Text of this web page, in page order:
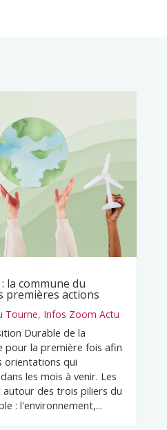
la commune du
premières actions
Tourne, Infos Zoom Actu
Durable de la
pour la première fois afin
orientations qui
les mois à venir. Les
des trois piliers du
: l'environnement,...